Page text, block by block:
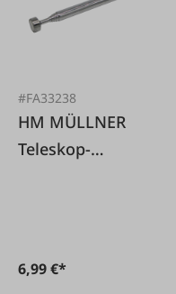
#FA33238
HM MÜLLNER
Teleskop-
6,99 €*